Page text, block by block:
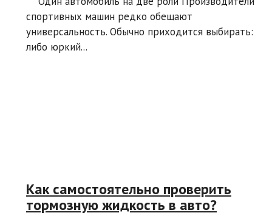
спортивных машин редко обещают
универсальность. Обычно приходится выбирать:
либо юркий...
Как самостоятельно проверить
тормозную жидкость в авто?